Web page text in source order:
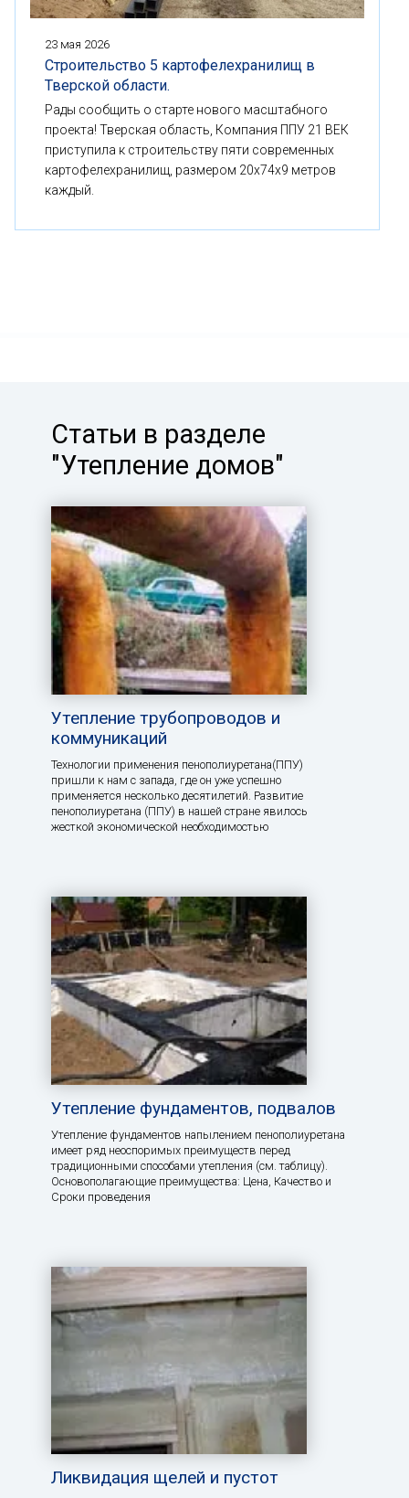
23 мая 2026
Строительство 5 картофелехранилищ в
Тверской области.
Рады сообщить о старте нового масштабного
проекта! Тверская область, Компания ППУ 21 ВЕК
приступила к строительству пяти современных
картофелехранилищ, размером 20x74x9 метров
каждый.
Статьи в разделе
"Утепление домов"
Утепление трубопроводов и
коммуникаций
Технологии применения пенополиуретана(ППУ)
пришли к нам с запада, где он уже успешно
применяется несколько десятилетий. Развитие
пенополиуретана (ППУ) в нашей стране явилось
жесткой экономической необходимостью
Утепление фундаментов, подвалов
Утепление фундаментов напылением пенополиуретана
имеет ряд неоспоримых преимуществ перед
традиционными способами утепления (см. таблицу).
Основополагающие преимущества: Цена, Качество и
Сроки проведения
Ликвидация щелей и пустот